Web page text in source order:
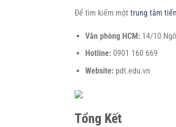
Để tìm kiếm một trung tâm
Văn phòng HCM:14/10 Ngô
Hotline:0901 160 669
Website:pdt.edu.vn
Tổng Kết